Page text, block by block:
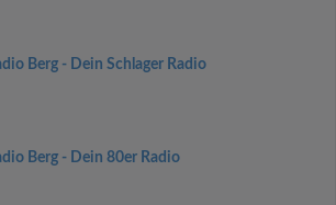
Berg - Dein Schlager Radio
Berg - Dein 80er Radio